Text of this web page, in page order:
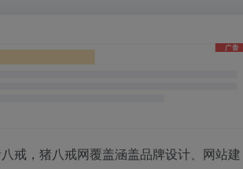
戒，猪八戒网覆盖涵盖品牌设计、网站建